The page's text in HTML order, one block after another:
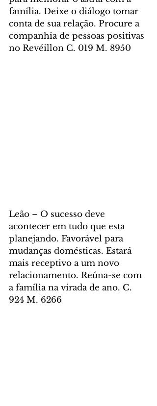
família. Deixe o diálogo tomar
conta de sua relação. Procure a
companhia de pessoas positivas
no Revéillon C. 019 M. 8950
Leão – O sucesso deve
acontecer em tudo que esta
planejando. Favorável para
mudanças domésticas. Estará
mais receptivo a um novo
relacionamento. Reúna-se com
a família na virada de ano. C.
924 M. 6266